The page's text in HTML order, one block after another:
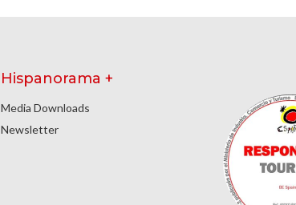
Hispanorama +
Media Downloads
Newsletter